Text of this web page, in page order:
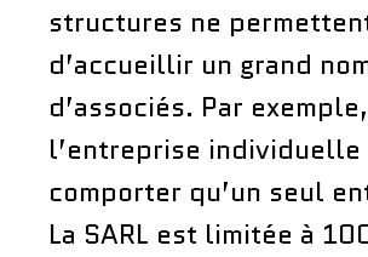
structures ne
d’accueillir un grand
d’associés. Par exemple,
l’entreprise individuelle
comporter qu’un seul
La SARL est limitée à